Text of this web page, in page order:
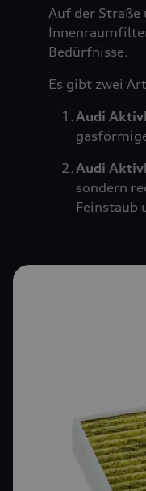
Auf der Straße
Bedürfnisse.
Es gibt zwei
Audi
Audi
sondern
Feinstaub